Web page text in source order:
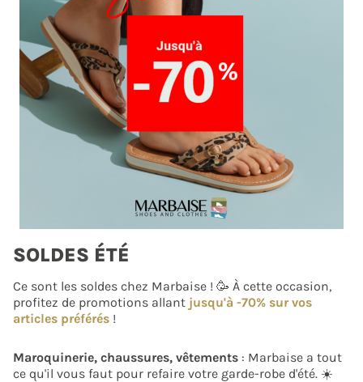
SOLDES ÉTÉ
Ce sont les soldes chez Marbaise ! 🥳 À cette occasion,
profitez de promotions allant jusqu'à -70% sur vos
articles préférés !
Maroquinerie, chaussures, vêtements : Marbaise a tout
ce qu'il vous faut pour refaire votre garde-robe d'été. ☀️